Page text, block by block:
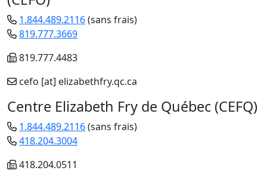
1.844.489.2116(sans frais)
819.777.3669
819.777.4483
cefo [at] elizabethfry.qc.ca
Centre Elizabeth Fry de Québec (CEFQ)
1.844.489.2116(sans frais)
418.204.3004
418.204.0511